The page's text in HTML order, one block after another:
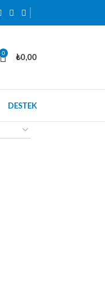
0 ₺0,00
DESTEK